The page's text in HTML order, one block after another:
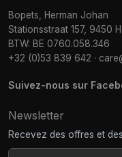
Bopets, Herman Johan
Stationsstraat 157, 9450
BTW: BE 0760.058.346
+32 (0)53 839 642 ·
Suivez-nous sur
Newsletter
Recevez des offres et